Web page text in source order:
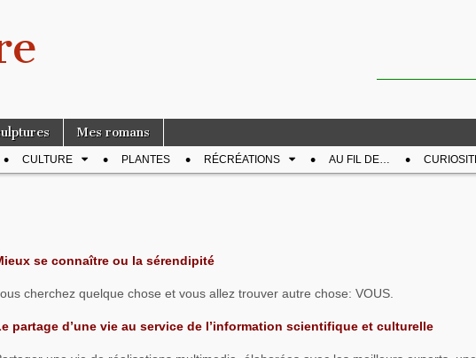
Mes romans
CULTURE PLANTES RÉCRÉATIONS AU FIL DE…
se connaître ou la sérendipité
cherchez quelque chose et vous allez trouver autre chose: VOUS.
partage d’une vie au service de l’information scientifique et culturelle